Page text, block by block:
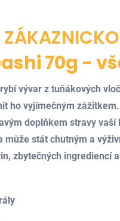
70g -
vývar z tuňákových
ho vyjímečným
doplňkem stravy
může stát chutným a
zbytečných ingrediencí